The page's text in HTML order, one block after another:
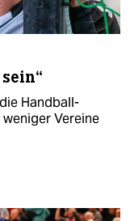
Handball-
Vereine